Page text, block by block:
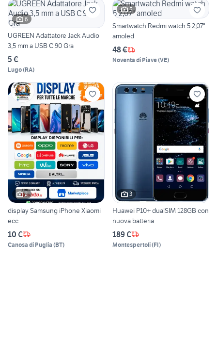
6
UGREEN Adattatore Jack Audio
3,5 mm a USB C 90 Gra
5 €
Lugo(RA)
5
Smartwatch Redmi watch 5 2,07"
amoled
48 €
Noventa di Piave(VE)
2
display Samsung iPhone Xiaomi
ecc
10 €
Canosa di Puglia (BT)
3
Huawei P10+ dualSIM 128GB con
nuova batteria
189 €
Montespertoli(FI)